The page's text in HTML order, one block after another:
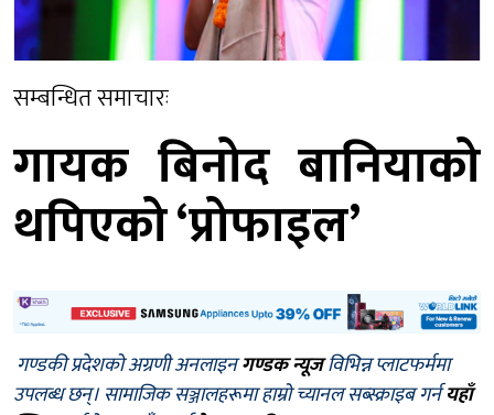
सम्बन्धित समाचारः
गायक बिनोद बानियाको
थपिएको ‘प्रोफाइल’
गण्डकी प्रदेशको अग्रणी अनलाइनगण्डक न्यूजविभिन्न प्लाटफर्ममा
उपलब्ध छन्। सामाजिक सञ्जालहरूमा हाम्रो च्यानल सब्स्क्राइब गर्नयहाँ